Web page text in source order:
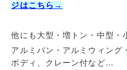
ジはこちら→
他にも大型・増トン・中型・
アルミバン・アルミウィング
ボディ、クレーン付など…